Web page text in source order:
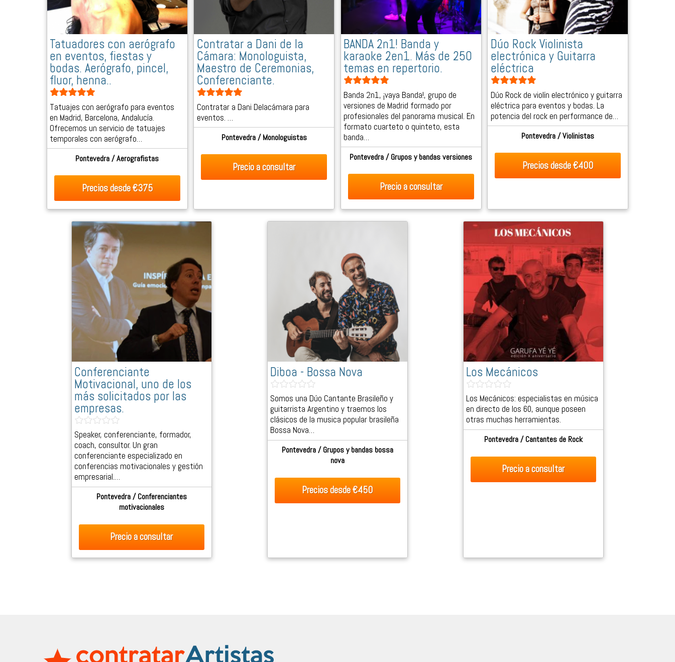
Tatuadores con aerógrafo
en eventos, fiestas y
bodas. Aerógrafo, pincel,
fluor, henna..
Tatuajes con aerógrafo para eventos
en Madrid, Barcelona, Andalucía.
Ofrecemos un servicio de tatuajes
temporales con aerógrafo…
Pontevedra / Aerografistas
Precios desde€375
Contratar a Dani de la
Cámara: Monologuista,
Maestro de Ceremonias,
Conferenciante.
Contratar a Dani Delacámara para
eventos. …
Pontevedra / Monologuistas
Precioa consultar
BANDA 2n1! Banda y
karaoke 2en1. Más de 250
temas en repertorio.
Banda 2n1, ¡vaya Banda!, grupo de
versiones de Madrid formado por
profesionales del panorama musical. En
formato cuarteto o quinteto, esta
banda…
Pontevedra / Grupos y bandas versiones
Precioa consultar
Dúo Rock Violinista
electrónica y Guitarra
eléctrica
Dúo Rock de violín electrónico y guitarra
eléctrica para eventos y bodas. La
potencia del rock en performance de…
Pontevedra / Violinistas
Precios desde€400
Conferenciante
Motivacional, uno de los
más solicitados por las
empresas.
Speaker, conferenciante, formador,
coach, consultor. Un gran
conferenciante especializado en
conferencias motivacionales y gestión
empresarial.…
Pontevedra / Conferenciantes
motivacionales
Precioa consultar
Diboa - Bossa Nova
Somos una Dúo Cantante Brasileño y
guitarrista Argentino y traemos los
clásicos de la musica popular brasileña
Bossa Nova…
Pontevedra / Grupos y bandas bossa
nova
Precios desde€450
Los Mecánicos
Los Mecánicos: especialistas en música
en directo de los 60, aunque poseen
otras muchas herramientas.
Pontevedra / Cantantes de Rock
Precioa consultar